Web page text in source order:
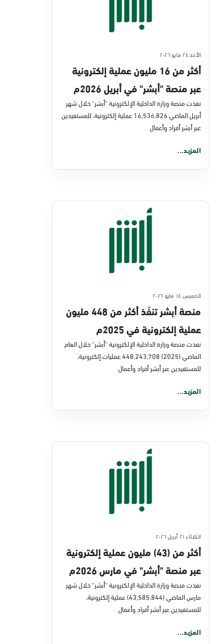
الأحد ٢٤ مايو ٢٠٢٦
أكثر من 16 مليون عملية إلكترونية
عبر منصة "أبشر" في أبريل 2026م
نفذت منصة وزارة الداخلية الإلكترونية "أبشر" خلال شهر
أبريل الماضي 16,536,826 عملية إلكترونية، للمستفيدين
عبر أبشر أفراد وأعمال
المزيد...
الخميس ١٤ مايو ٢٠٢٦
منصة أبشر تنفّذ أكثر من 448 مليون
عملية إلكترونية في 2025م
نفذت منصة وزارة الداخلية الإلكترونية "أبشر" خلال العام
الماضي (2025) 448,243,708 عمليات إلكترونية،
للمستفيدين عبر أبشر أفراد وأعمال
المزيد...
الثلاثاء ٢١ أبريل ٢٠٢٦
أكثر من (43) مليون عملية إلكترونية
عبر منصة "أبشر" في مارس 2026م
نفذت منصة وزارة الداخلية الإلكترونية "أبشر" خلال شهر
مارس الماضي (43,585,844) عملية إلكترونية،
للمستفيدين عبر أبشر أفراد وأعمال
المزيد...